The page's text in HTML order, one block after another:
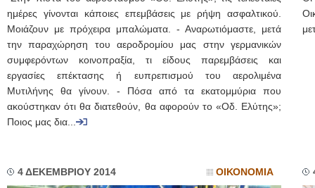
ημέρες γίνονται κάποιες επεμβάσεις με ρήψη ασφαλτικού.
Μοιάζουν με πρόχειρα μπαλώματα. - Αναρωτιόμαστε, μετά
την παραχώρηση του αεροδρομίου μας στην γερμανικών
συμφερόντων κοινοπραξία, τι είδους παρεμβάσεις και
εργασίες επέκτασης ή ευπρεπισμού του αερολιμένα
Μυτιλήνης θα γίνουν. - Πόσα από τα εκατομμύρια που
ακούστηκαν ότι θα διατεθούν, θα αφορούν το «Οδ. Ελύτης»;
Ποιος μας δια...
4 ΔΕΚΕΜΒΡΙΟΥ 2014 ΟΙΚΟΝΟΜΙΑ